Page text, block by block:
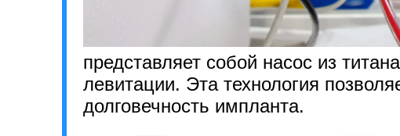
представляет собой насос из
левитации. Эта технология
долговечность импланта.